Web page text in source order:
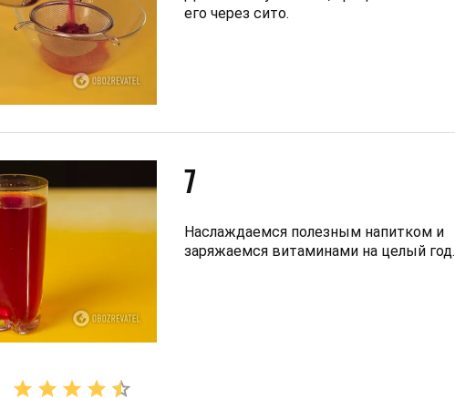
его через сито.
7
Наслаждаемся полезным напитком и
заряжаемся витаминами на целый год.